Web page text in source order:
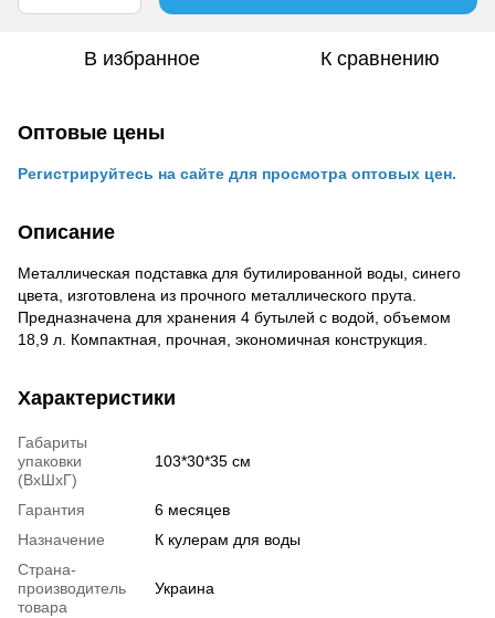
В избранное К сравнению
Оптовые цены
Регистрируйтесь на сайте для просмотра оптовых цен.
Описание
Металлическая подставка для бутилированной воды, синего
цвета, изготовлена из прочного металлического прута.
Предназначена для хранения 4 бутылей с водой, объемом
18,9 л. Компактная, прочная, экономичная конструкция.
Характеристики
Габариты
упаковки
(ВхШхГ)
103*30*35 см
Гарантия
6 месяцев
Назначение
К кулерам для воды
Страна-
производитель
товара
Украина